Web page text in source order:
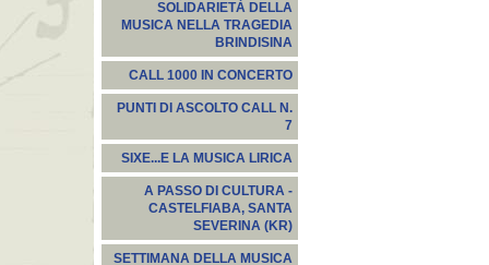
SOLIDARIETÀ DELLA
MUSICA NELLA TRAGEDIA
BRINDISINA
CALL 1000 IN CONCERTO
PUNTI DI ASCOLTO CALL N.
7
SIXE...E LA MUSICA LIRICA
A PASSO DI CULTURA -
CASTELFIABA, SANTA
SEVERINA (KR)
SETTIMANA DELLA MUSICA